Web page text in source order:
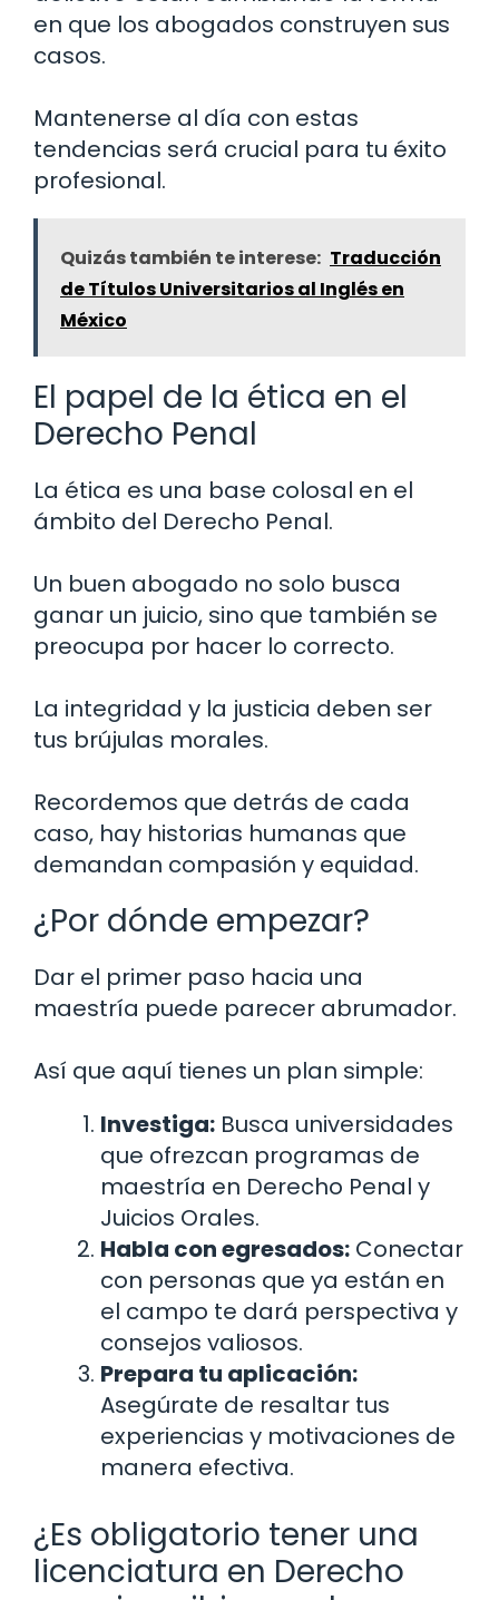
en que los abogados construyen sus
casos.
Mantenerse al día con estas
tendencias será crucial para tu éxito
profesional.
Quizás también te interese: Traducción
de Títulos Universitarios al Inglés en
México
El papel de la ética en el
Derecho Penal
La ética es una base colosal en el
ámbito del Derecho Penal.
Un buen abogado no solo busca
ganar un juicio, sino que también se
preocupa por hacer lo correcto.
La integridad y la justicia deben ser
tus brújulas morales.
Recordemos que detrás de cada
caso, hay historias humanas que
demandan compasión y equidad.
¿Por dónde empezar?
Dar el primer paso hacia una
maestría puede parecer abrumador.
Así que aquí tienes un plan simple:
Investiga: Busca universidades
que ofrezcan programas de
maestría en Derecho Penal y
Juicios Orales.
Habla con egresados: Conectar
con personas que ya están en
el campo te dará perspectiva y
consejos valiosos.
Prepara tu aplicación:
Asegúrate de resaltar tus
experiencias y motivaciones de
manera efectiva.
¿Es obligatorio tener una
licenciatura en Derecho